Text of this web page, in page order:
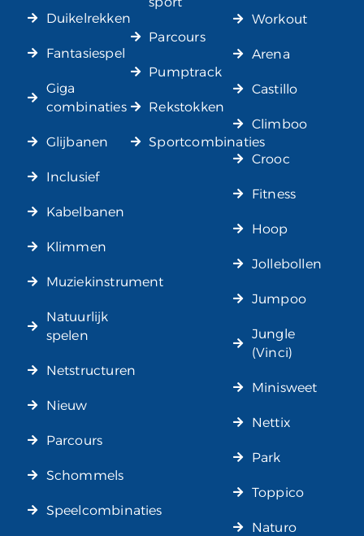
Duikelrekken
Fantasiespel
Giga
combinaties
Glijbanen
Inclusief
Kabelbanen
Klimmen
Muziekinstrument
Natuurlijk
spelen
Netstructuren
Nieuw
Parcours
Schommels
Speelcombinaties
Parcours
Pumptrack
Rekstokken
Sportcombinaties
Workout
Arena
Castillo
Climboo
Crooc
Fitness
Hoop
Jollebollen
Jumpoo
Jungle
(Vinci)
Minisweet
Nettix
Park
Toppico
Naturo